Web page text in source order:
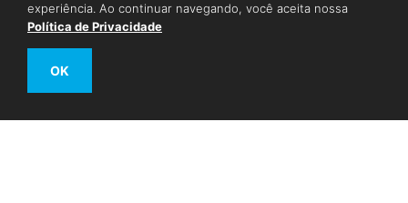
Arthur Toldos. | CNPJ 26.287.712/848 © Todos os
experiência. Ao continuar navegando, você aceita nossa
Política de Privacidade
OK